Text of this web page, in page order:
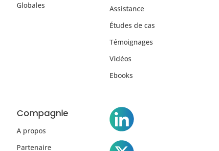
Globales
Assistance
Études de cas
Témoignages
Vidéos
Ebooks
Compagnie
A propos
Partenaire